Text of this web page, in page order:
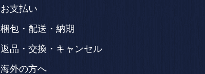
お支払い
梱包・配送・納期
返品・交換・キャンセル
海外の方へ